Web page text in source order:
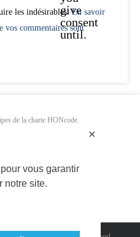
vous garantir
notre site.
✕
give
consent
until.
les indésirables.En savoir
vos commentaires sont
de la charte HONcode.